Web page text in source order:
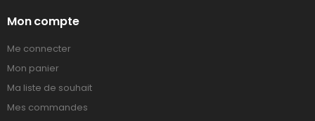
Mon compte
Me connecter
Mon panier
Ma liste de souhait
Mes commandes